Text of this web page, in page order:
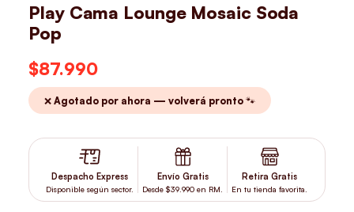
Play Cama Lounge Mosaic Soda
Pop
$87.990
❌ Agotado por ahora — volverá pronto 🐾
Despacho Express
Disponible según sector.
Envío Gratis
Desde $39.990 en RM.
Retira Gratis
En tu tienda favorita.